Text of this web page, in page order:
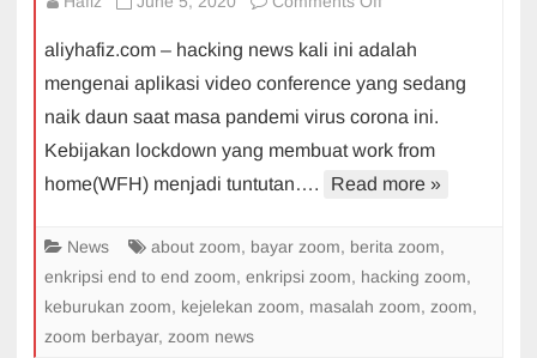
End
To
End
Hanya
Akan
Untuk
Pelanggan
Zoom
aliyhafiz.com – hacking news kali ini adalah
mengenai aplikasi video conference yang sedang
naik daun saat masa pandemi virus corona ini.
Kebijakan lockdown yang membuat work from
home(WFH) menjadi tuntutan….
Read more »
News about zoom, bayar zoom, berita zoom,
enkripsi end to end zoom, enkripsi zoom, hacking zoom,
keburukan zoom, kejelekan zoom, masalah zoom, zoom,
zoom berbayar, zoom news